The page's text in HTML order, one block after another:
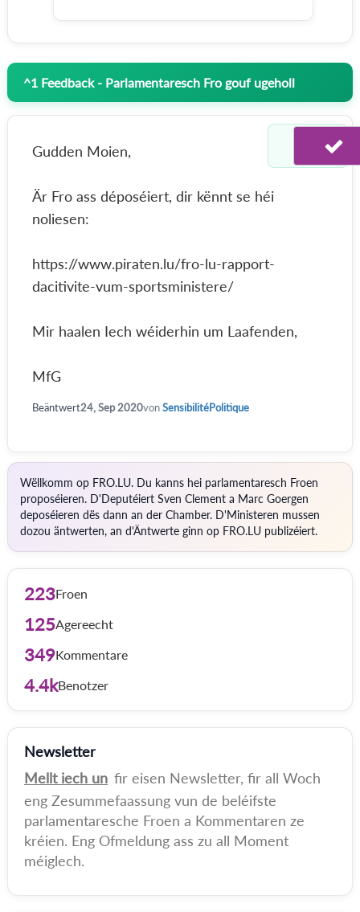
^1 Feedback - Parlamentaresch Fro gouf ugeholl
Gudden Moien,
Är Fro ass déposéiert, dir kënnt se héi
noliesen:
https://www.piraten.lu/fro-lu-rapport-
dacitivite-vum-sportsministere/
Mir haalen Iech wéiderhin um Laafenden,
MfG
Beäntwert24, Sep 2020vonSensibilitéPolitique
Wëllkomm op FRO.LU. Du kanns hei parlamentaresch Froen
proposéieren. D'Deputéiert Sven Clement a Marc Goergen
deposéieren dës dann an der Chamber. D'Ministeren mussen
dozou äntwerten, an d'Äntwerte ginn op FRO.LU publizéiert.
223Froen
125Agereecht
349Kommentare
4.4kBenotzer
Newsletter
Mellt iech un fir eisen Newsletter, fir all Woch
eng Zesummefaassung vun de beléifste
parlamentaresche Froen a Kommentaren ze
kréien. Eng Ofmeldung ass zu all Moment
méiglech.